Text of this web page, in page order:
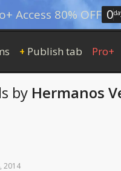
Access 80% OFF 0
+ Publish tab Pro+
by Hermanos
2014